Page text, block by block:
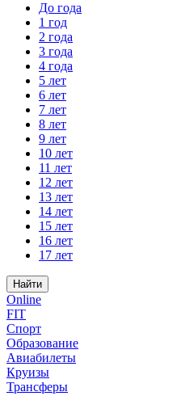
До года
1 год
2 года
3 года
4 года
5 лет
6 лет
7 лет
8 лет
9 лет
10 лет
11 лет
12 лет
13 лет
14 лет
15 лет
16 лет
17 лет
Найти
Online
FIT
Спорт
Образование
Авиабилеты
Круизы
Трансферы